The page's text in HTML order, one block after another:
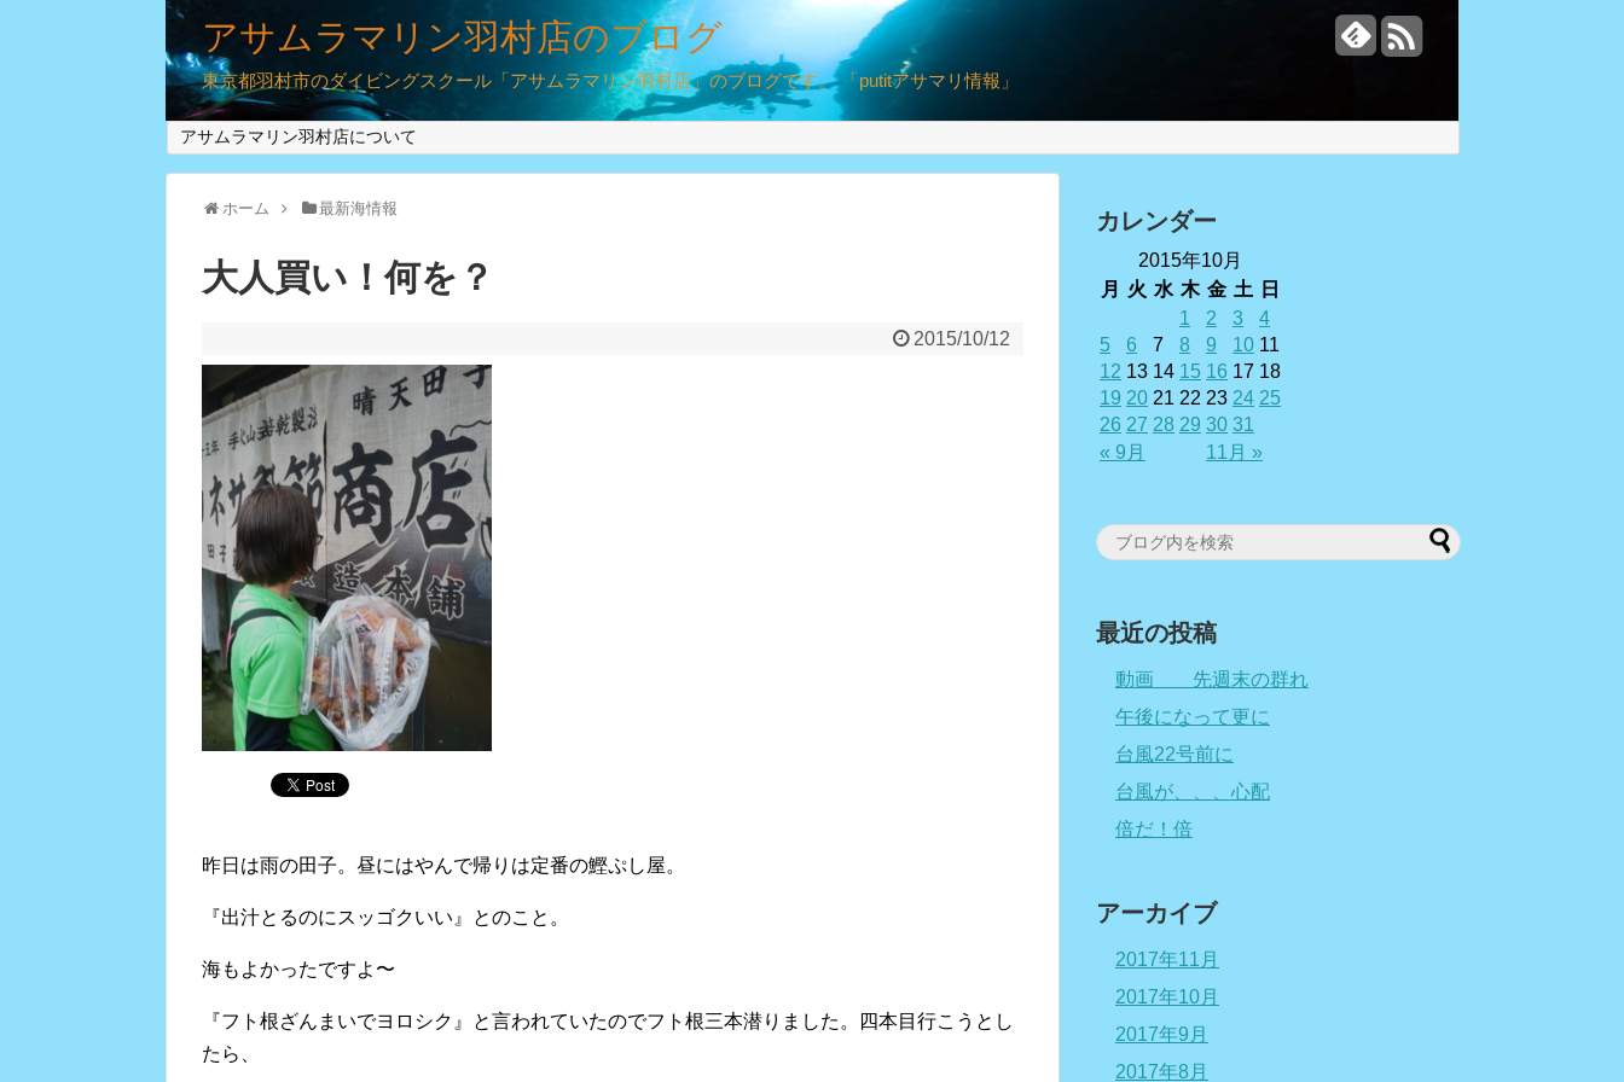
アサムラマリン羽村店のブログ
東京都羽村市のダイビングスクール「アサムラマリン羽村店」のブログです。 「putitアサマリ情報」
アサムラマリン羽村店について
ホーム 最新海情報
大人買い！何を？
2015/10/12
昨日は雨の田子。昼にはやんで帰りは定番の鰹ぷし屋。
『出汁とるのにスッゴクいい』とのこと。
海もよかったですよ〜
『フト根ざんまいでヨロシク』と言われていたのでフト根三本潜りました。四本目行こうとし
たら、
カレンダー
2015年10月
月
火 水 木 金 土 日
« 9月 11月 »
1 2 3
4
5
6 7 8 9 10 11
12 13 14 15 16 17 18
19 20 21 22 23 24 25
26 27 28 29 30 31
最近の投稿
動画 先週末の群れ
午後になって更に
台風22号前に
台風が、、、心配
倍だ！倍
アーカイブ
2017年11月
2017年10月
2017年9月
2017年8月